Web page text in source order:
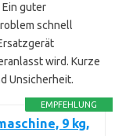
guter
schnell
wird. Kurze
Unsicherheit.
EMPFEHLUNG
9 kg,